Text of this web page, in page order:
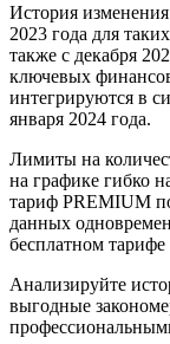
История
2023 года для
также с декабря
ключевых
интегрируются в
января 2024 года.
Лимиты на
на графике гибко
тариф PREMIUM
данных
бесплатном
Анализируйте
выгодные